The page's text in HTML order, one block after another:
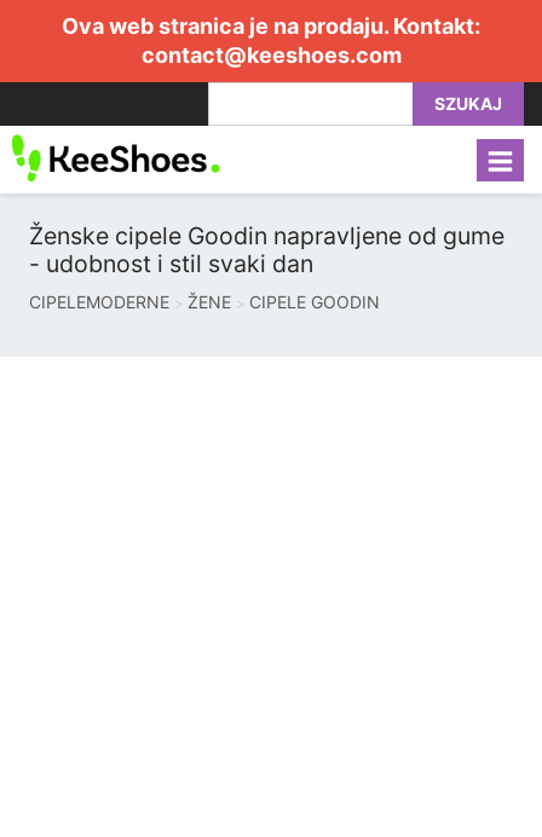
Ova web stranica je na prodaju. Kontakt:
contact@keeshoes.com
SZUKAJ
Ženske cipele Goodin napravljene od gume
- udobnost i stil svaki dan
CIPELEMODERNE ŽENE CIPELE GOODIN